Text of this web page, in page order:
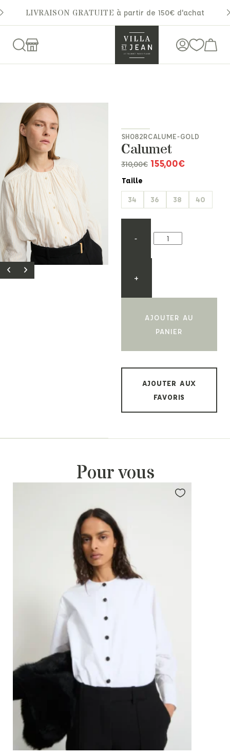
LIVRAISON GRATUITE à partir de 150€ d'achat
SH082RCALUME-GOLD
Calumet
310,00€ 155,00€
Taille
34
36 38 40
-
+
AJOUTER AU
PANIER
AJOUTER AUX
FAVORIS
Pour vous